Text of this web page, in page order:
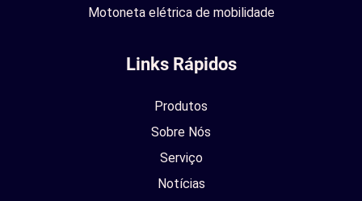
Motoneta elétrica de mobilidade
Links Rápidos
Produtos
Sobre Nós
Serviço
Notícias